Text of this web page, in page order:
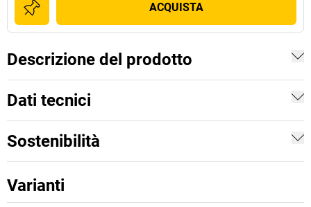
ACQUISTA
Descrizione del prodotto
Dati tecnici
Sostenibilità
Varianti